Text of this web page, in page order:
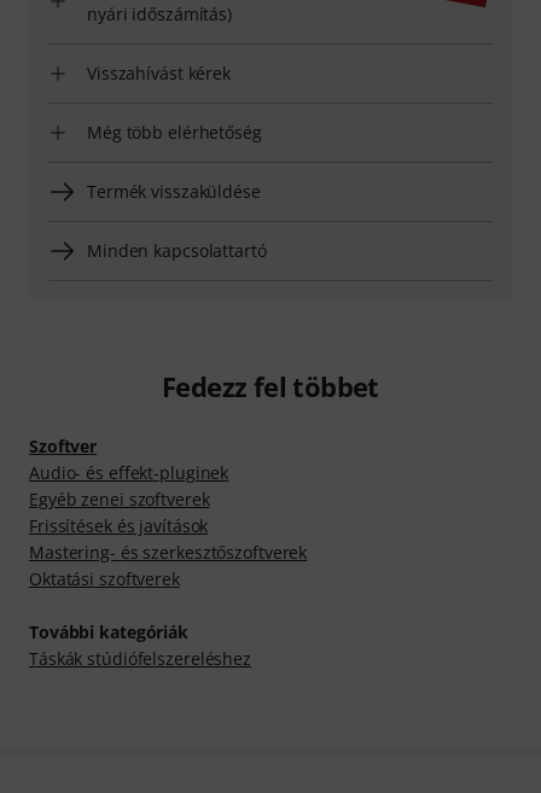
nyári időszámítás)
Visszahívást kérek
Még több elérhetőség
Termék visszaküldése
Minden kapcsolattartó
Fedezz fel többet
Szoftver
Audio- és effekt-pluginek
Egyéb zenei szoftverek
Frissítések és javítások
Mastering- és szerkesztőszoftverek
Oktatási szoftverek
További kategóriák
Táskák stúdiófelszereléshez